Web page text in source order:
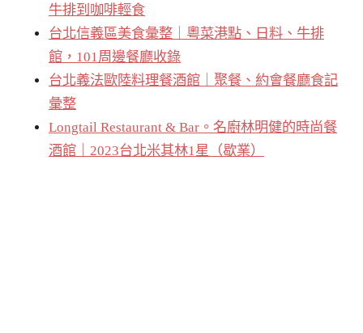
牛排到咖啡輕食
台北信義區美食彙整｜粵菜港點、日料、牛排
館，101周邊餐廳收錄
台北義法歐陸料理餐酒館｜聚餐、約會餐廳食記
彙整
Longtail Restaurant & Bar。名廚林明健的時尚餐
酒館｜2023台北米其林1星（歇業）